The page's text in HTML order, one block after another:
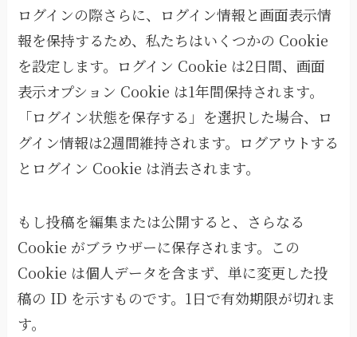
ログインの際さらに、ログイン情報と画面表示情
報を保持するため、私たちはいくつかの Cookie
を設定します。ログイン Cookie は2日間、画面
表示オプション Cookie は1年間保持されます。
「ログイン状態を保存する」を選択した場合、ロ
グイン情報は2週間維持されます。ログアウトする
とログイン Cookie は消去されます。
もし投稿を編集または公開すると、さらなる
Cookie がブラウザーに保存されます。この
Cookie は個人データを含まず、単に変更した投
稿の ID を示すものです。1日で有効期限が切れま
す。